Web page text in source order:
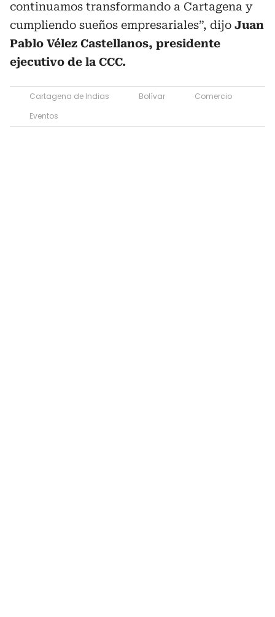
continuamos transformando a Cartagena y
cumpliendo sueños empresariales”, dijo Juan
Pablo Vélez Castellanos, presidente
ejecutivo de la CCC.
Cartagena de Indias Bolívar
Comercio
Eventos